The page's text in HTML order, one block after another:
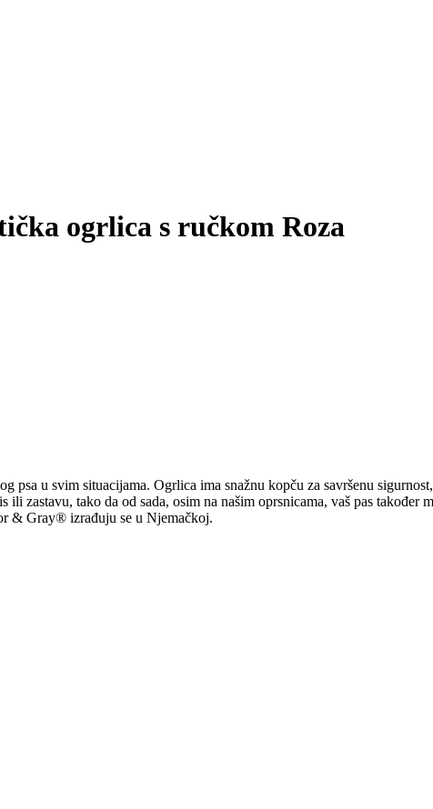
ogrlica s ručkom Roza
psa u svim situacijama. Ogrlica ima snažnu kopču za savršenu
zastavu, tako da od sada, osim na našim oprsnicama, vaš pas također
& Gray® izrađuju se u Njemačkoj.